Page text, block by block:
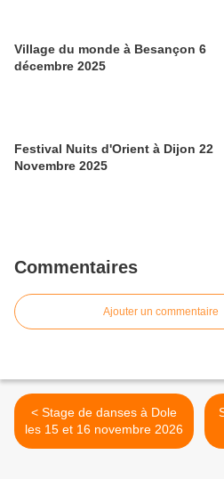
Village du monde à Besançon 6
décembre 2025
Festival Nuits d'Orient à Dijon 22
Novembre 2025
Commentaires
Ajouter un commentaire
< Stage de danses à Dole
les 15 et 16 novembre 2026